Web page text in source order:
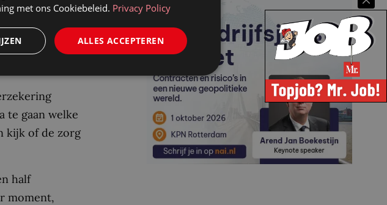
auto total
hiervoor
te gaan welke
kijk of de zorg
half
moment,
met ons Cookiebeleid. Privacy Policy
ALLES ACCEPTEREN